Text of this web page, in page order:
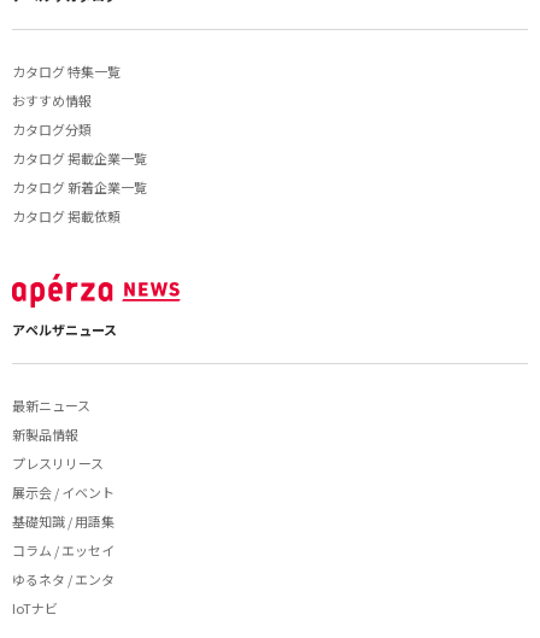
カタログ 特集一覧
おすすめ情報
カタログ分類
カタログ 掲載企業一覧
カタログ 新着企業一覧
カタログ 掲載依頼
アペルザニュース
最新ニュース
新製品情報
プレスリリース
展示会 / イベント
基礎知識 / 用語集
コラム / エッセイ
ゆるネタ / エンタ
IoTナビ